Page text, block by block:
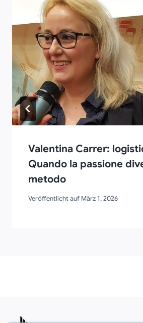
Valentina Carrer:
Quando la passione
metodo
Veröffentlicht auf März 1, 2026